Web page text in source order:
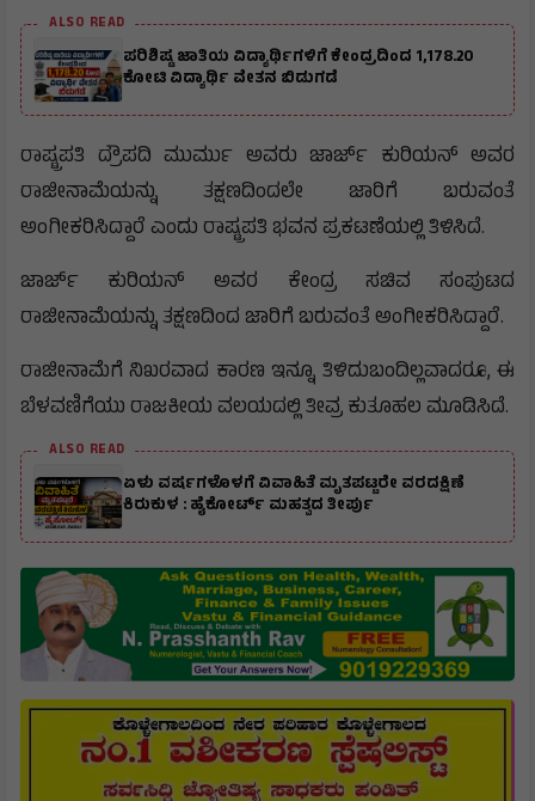
ALSO READ
ಪರಿಶಿಷ್ಟ ಜಾತಿಯ ವಿದ್ಯಾರ್ಥಿಗಳಿಗೆ ಕೇಂದ್ರದಿಂದ 1,178.20
ಕೋಟಿ ವಿದ್ಯಾರ್ಥಿ ವೇತನ ಬಿಡುಗಡೆ
ರಾಷ್ಟ್ರಪತಿ ದ್ರೌಪದಿ ಮುರ್ಮು ಅವರು ಜಾರ್ಜ್ ಕುರಿಯನ್ ಅವರ
ರಾಜೀನಾಮೆಯನ್ನು ತಕ್ಷಣದಿಂದಲೇ ಜಾರಿಗೆ ಬರುವಂತೆ
ಅಂಗೀಕರಿಸಿದ್ದಾರೆ ಎಂದು ರಾಷ್ಟ್ರಪತಿ ಭವನ ಪ್ರಕಟಣೆಯಲ್ಲಿ ತಿಳಿಸಿದೆ.
ಜಾರ್ಜ್ ಕುರಿಯನ್ ಅವರ ಕೇಂದ್ರ ಸಚಿವ ಸಂಪುಟದ
ರಾಜೀನಾಮೆಯನ್ನು ತಕ್ಷಣದಿಂದ ಜಾರಿಗೆ ಬರುವಂತೆ ಅಂಗೀಕರಿಸಿದ್ದಾರೆ.
ರಾಜೀನಾಮೆಗೆ ನಿಖರವಾದ ಕಾರಣ ಇನ್ನೂ ತಿಳಿದುಬಂದಿಲ್ಲವಾದರೂ, ಈ
ಬೆಳವಣಿಗೆಯು ರಾಜಕೀಯ ವಲಯದಲ್ಲಿ ತೀವ್ರ ಕುತೂಹಲ ಮೂಡಿಸಿದೆ.
ALSO READ
ಏಳು ವರ್ಷಗಳೊಳಗೆ ವಿವಾಹಿತೆ ಮೃತಪಟ್ಟರೇ ವರದಕ್ಷಿಣೆ
ಕಿರುಕುಳ : ಹೈಕೋರ್ಟ್ ಮಹತ್ವದ ತೀರ್ಪು